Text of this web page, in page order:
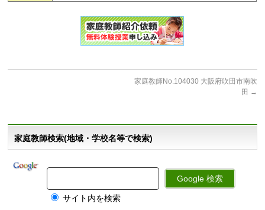
家庭教師No.104030 大阪府吹田市南吹
田 →
家庭教師検索(地域・学校名等で検索)
サイト内を検索